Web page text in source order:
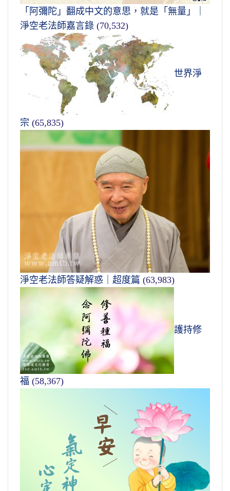
「阿彌陀」翻成中文的意思，就是「無量」｜
淨空老法師嘉言錄 (70,532)
世界淨
宗 (65,835)
淨空老法師答疑解惑｜超度篇 (63,983)
護持修
福 (58,367)